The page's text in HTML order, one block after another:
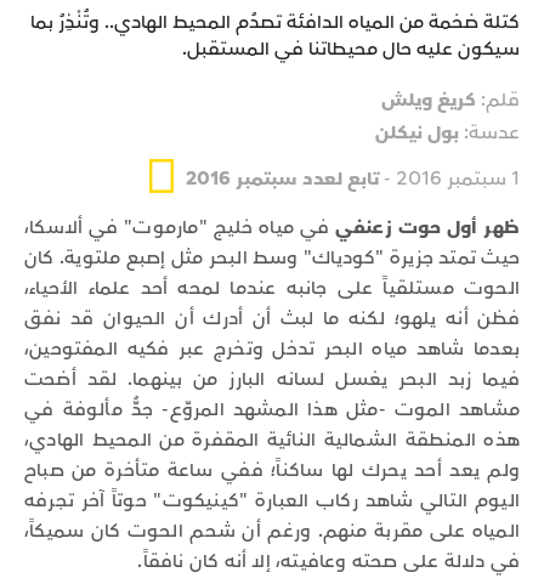
كتلة ضخمة من المياه الدافئة تصدُم المحيط الهادي.. وتُنْذِرُ بما
سيكون عليه حال محيطاتنا في المستقبل.
قلم: كريغ ويلش
عدسة: بول نيكلن
1 سبتمبر 2016 -
تابع لعدد سبتمبر 2016
ظهر أول حوت زعنفي في مياه خليج "مارموت" في ألاسكا،
حيث تمتد جزيرة "كودياك" وسط البحر مثل إصبع ملتوية. كان
الحوت مستلقياً على جانبه عندما لمحه أحد علماء الأحياء،
فظن أنه يلهو؛ لكنه ما لبث أن أدرك أن الحيوان قد نفق
بعدما شاهد مياه البحر تدخل وتخرج عبر فكيه المفتوحين،
فيما زبد البحر يغسل لسانه البارز من بينهما. لقد أضحت
مشاهد الموت -مثل هذا المشهد المروّع- جدُّ مألوفة في
هذه المنطقة الشمالية النائية المقفرة من المحيط الهادي،
ولم يعد أحد يحرك لها ساكناً؛ ففي ساعة متأخرة من صباح
اليوم التالي شاهد ركاب العبارة "كينيكوت" حوتاً آخر تجرفه
المياه على مقربة منهم. ورغم أن شحم الحوت كان سميكاً،
في دلالة على صحته وعافيته، إلا أنه كان نافقاً.